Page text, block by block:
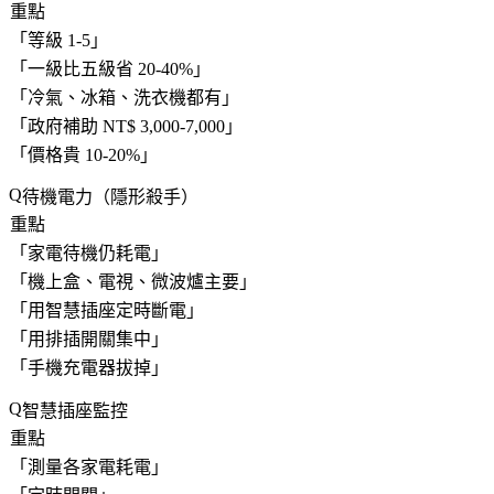
重點
「 等級 1-5 」
「 一級比五級省 20-40% 」
「 冷氣、冰箱、洗衣機都有 」
「 政府補助 NT$ 3,000-7,000 」
「 價格貴 10-20% 」
待機電力（隱形殺手）
重點
「 家電待機仍耗電 」
「 機上盒、電視、微波爐主要 」
「 用智慧插座定時斷電 」
「 用排插開關集中 」
「 手機充電器拔掉 」
智慧插座監控
重點
「 測量各家電耗電 」